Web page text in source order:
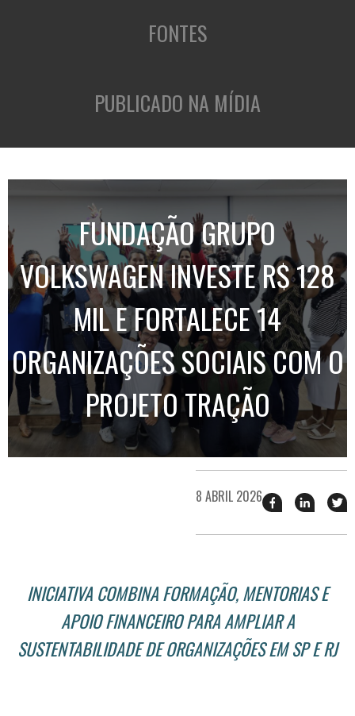
FONTES
PUBLICADO NA MÍDIA
FUNDAÇÃO GRUPO
VOLKSWAGEN INVESTE R$ 128
MIL E FORTALECE 14
ORGANIZAÇÕES SOCIAIS COM O
PROJETO TRAÇÃO
8 ABRIL 2026 Compartilhar
esse
no
esse
no
INICIATIVA COMBINA FORMAÇÃO, MENTORIAS E
APOIO FINANCEIRO PARA AMPLIAR A
SUSTENTABILIDADE DE ORGANIZAÇÕES EM SP E RJ